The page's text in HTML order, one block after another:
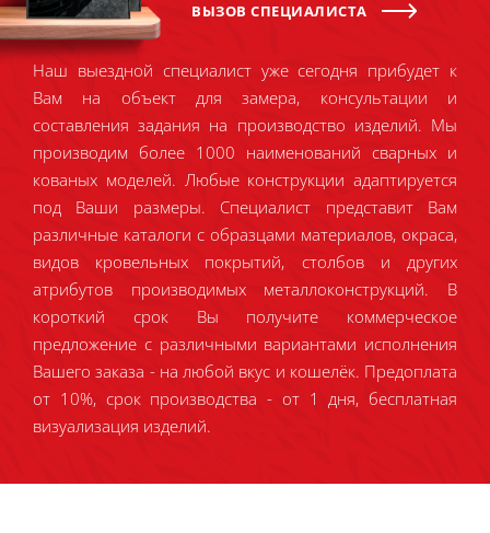
ВЫЗОВ СПЕЦИАЛИСТА
Наш выездной специалист уже сегодня прибудет к
Вам на объект для замера, консультации и
составления задания на производство изделий. Мы
производим более 1000 наименований сварных и
кованых моделей. Любые конструкции адаптируется
под Ваши размеры. Специалист представит Вам
различные каталоги с образцами материалов, окраса,
видов кровельных покрытий, столбов и других
атрибутов производимых металлоконструкций. В
короткий срок Вы получите коммерческое
предложение с различными вариантами исполнения
Вашего заказа - на любой вкус и кошелёк. Предоплата
от 10%, срок производства - от 1 дня, бесплатная
визуализация изделий.